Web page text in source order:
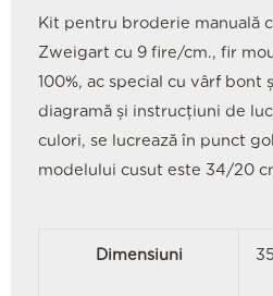
Kit pentru broderie manuală
Zweigart cu 9 fire/cm., fir
100%, ac special cu vârf bont
diagramă și instrucțiuni de
culori, se lucrează în punct
modelului cusut este 34/20
Dimensiuni